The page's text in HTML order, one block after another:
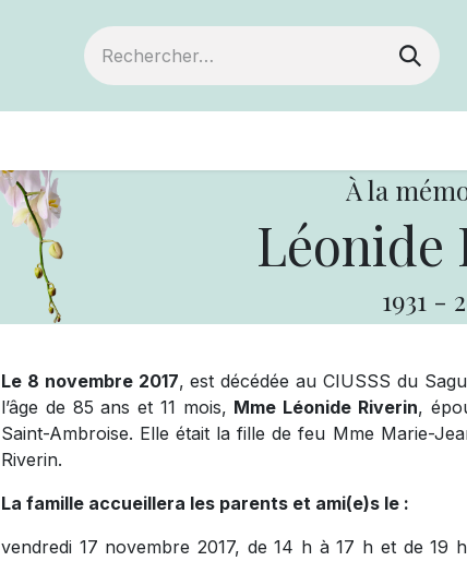
À la
Léonide
1931 -
Le 8 novembre 2017, est décédée au CIUSSS du
l’âge de 85 ans et 11 mois, Mme Léonide Riverin,
Saint-Ambroise. Elle était la fille de feu Mme Marie-
Riverin.
La famille accueillera les parents et ami(e)s le :
vendredi 17 novembre 2017, de 14 h à 17 h et de 19